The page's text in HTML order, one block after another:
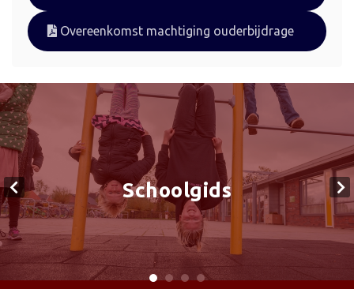
Overeenkomst machtiging ouderbijdrage
Schoolgids